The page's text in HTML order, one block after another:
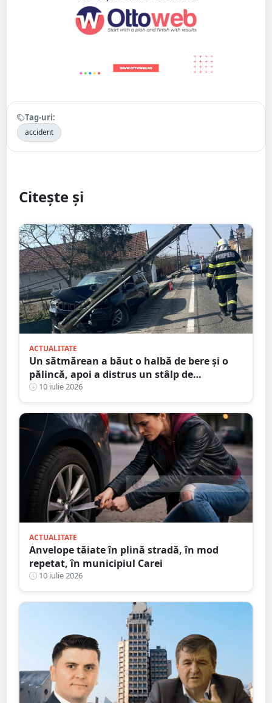
Tag-uri:
accident
Citește și
ACTUALITATE
Un sătmărean a băut o halbă de bere și o
pălincă, apoi a distrus un stâlp de
electricitate
10 iulie 2026
ACTUALITATE
Anvelope tăiate în plină stradă, în mod
repetat, în municipiul Carei
10 iulie 2026